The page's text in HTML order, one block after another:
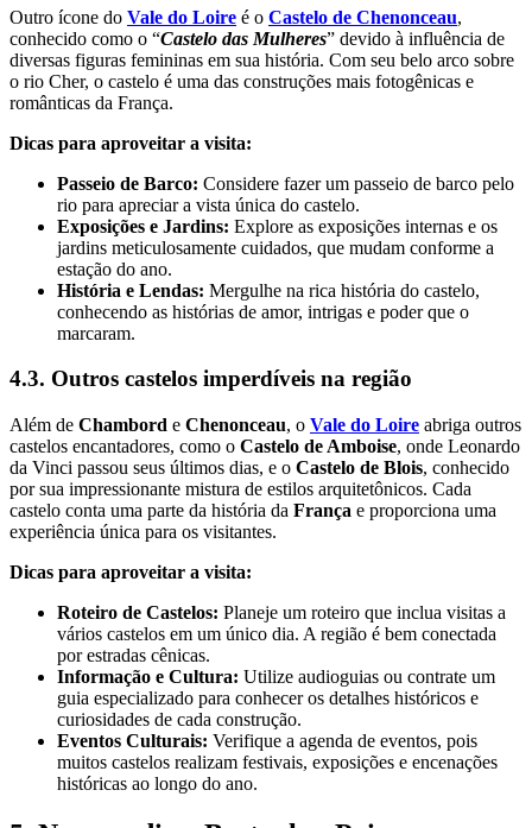
Outro ícone do Vale do Loire é o Castelo de Chenonceau,
conhecido como o “Castelo das Mulheres” devido à influência de
diversas figuras femininas em sua história. Com seu belo arco sobre
o rio Cher, o castelo é uma das construções mais fotogênicas e
românticas da França.
Dicas para aproveitar a visita:
Passeio de Barco: Considere fazer um passeio de barco pelo
rio para apreciar a vista única do castelo.
Exposições e Jardins: Explore as exposições internas e os
jardins meticulosamente cuidados, que mudam conforme a
estação do ano.
História e Lendas: Mergulhe na rica história do castelo,
conhecendo as histórias de amor, intrigas e poder que o
marcaram.
4.3. Outros castelos imperdíveis na região
Além de Chambord e Chenonceau, o Vale do Loire abriga outros
castelos encantadores, como o Castelo de Amboise, onde Leonardo
da Vinci passou seus últimos dias, e o Castelo de Blois, conhecido
por sua impressionante mistura de estilos arquitetônicos. Cada
castelo conta uma parte da história da França e proporciona uma
experiência única para os visitantes.
Dicas para aproveitar a visita:
Roteiro de Castelos: Planeje um roteiro que inclua visitas a
vários castelos em um único dia. A região é bem conectada
por estradas cênicas.
Informação e Cultura: Utilize audioguias ou contrate um
guia especializado para conhecer os detalhes históricos e
curiosidades de cada construção.
Eventos Culturais: Verifique a agenda de eventos, pois
muitos castelos realizam festivais, exposições e encenações
históricas ao longo do ano.